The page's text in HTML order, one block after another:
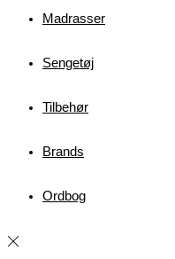
Madrasser
Sengetøj
Tilbehør
Brands
Ordbog